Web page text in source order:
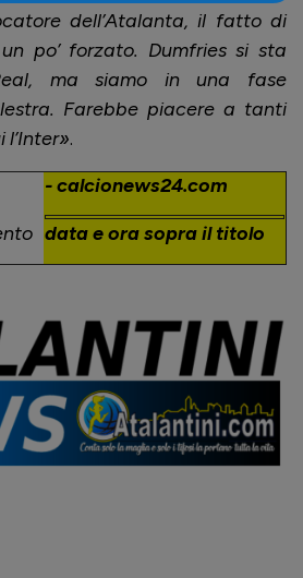
dell’Atalanta, il fatto di
po’ forzato. Dumfries si sta
ma siamo in una fase
Farebbe piacere a tanti
.
- calcionews24.com
data e ora sopra il titolo